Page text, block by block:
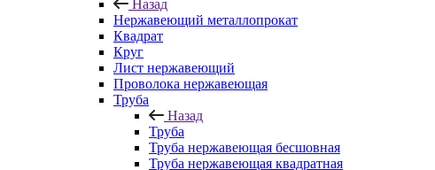
Назад
Нержавеющий металлопрокат
Квадрат
Круг
Лист нержавеющий
Проволока нержавеющая
Труба
Назад
Труба
Труба нержавеющая бесшовная
Труба нержавеющая квадратная